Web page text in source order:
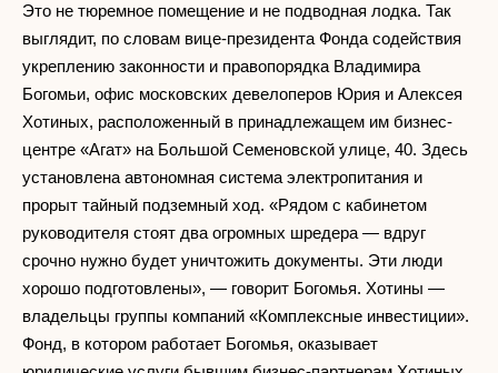
Это не тюремное помещение и не подводная лодка. Так
выглядит, по словам вице-президента Фонда содействия
укреплению законности и правопорядка Владимира
Богомьи, офис московских девелоперов Юрия и Алексея
Хотиных, расположенный в принадлежащем им бизнес-
центре «Агат» на Большой Семеновской улице, 40. Здесь
установлена автономная система электропитания и
прорыт тайный подземный ход. «Рядом с кабинетом
руководителя стоят два огромных шредера — вдруг
срочно нужно будет уничтожить документы. Эти люди
хорошо подготовлены», — говорит Богомья. Хотины —
владельцы группы компаний «Комплексные инвестиции».
Фонд, в котором работает Богомья, оказывает